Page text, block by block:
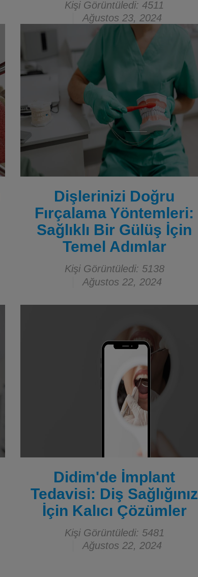
Kişi Görüntüledi: 4511
Ağustos 23, 2024
Dişlerinizi Doğru
Fırçalama Yöntemleri:
Sağlıklı Bir Gülüş İçin
Temel Adımlar
Kişi Görüntüledi: 5138
Ağustos 22, 2024
Didim'de İmplant
Tedavisi: Diş Sağlığınız
İçin Kalıcı Çözümler
Kişi Görüntüledi: 5481
Ağustos 22, 2024